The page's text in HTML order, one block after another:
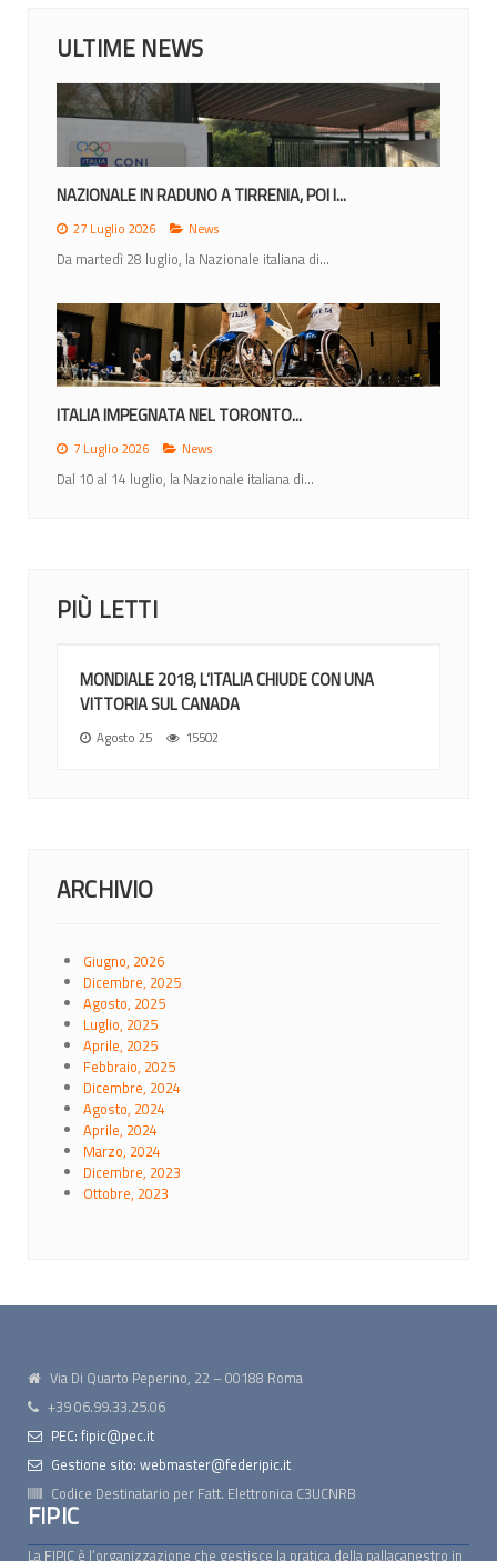
ULTIME NEWS
NAZIONALE IN RADUNO A TIRRENIA, POI I...
27 Luglio 2026 News
Da martedì 28 luglio, la Nazionale italiana di...
ITALIA IMPEGNATA NEL TORONTO...
7 Luglio 2026 News
Dal 10 al 14 luglio, la Nazionale italiana di...
PIÙ LETTI
MONDIALE 2018, L’ITALIA CHIUDE CON UNA
VITTORIA SUL CANADA
Agosto 25 15502
ARCHIVIO
Giugno, 2026
Dicembre, 2025
Agosto, 2025
Luglio, 2025
Aprile, 2025
Febbraio, 2025
Dicembre, 2024
Agosto, 2024
Aprile, 2024
Marzo, 2024
Dicembre, 2023
Ottobre, 2023
Via Di Quarto Peperino, 22 – 00188 Roma
+39 06.99.33.25.06
PEC: fipic@pec.it
Gestione sito: webmaster@federipic.it
Codice Destinatario per Fatt. Elettronica C3UCNRB
FIPIC
La FIPIC è l’organizzazione che gestisce la pratica della pallacanestro in